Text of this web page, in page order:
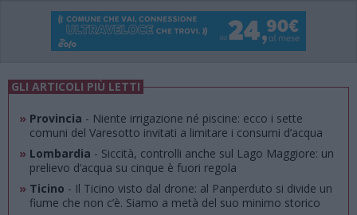
GLI ARTICOLI PIÙ LETTI
» Provincia - Niente irrigazione né piscine: ecco i sette
comuni del Varesotto invitati a limitare i consumi d’acqua
» Lombardia - Siccità, controlli anche sul Lago Maggiore: un
prelievo d’acqua su cinque è fuori regola
» Ticino - Il Ticino visto dal drone: al Panperduto si divide un
fiume che non c’è. Siamo a metà del suo minimo storico